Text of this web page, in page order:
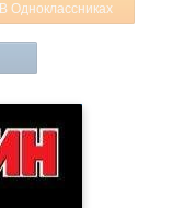
В Одноклассниках